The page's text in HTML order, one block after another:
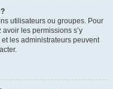
utilisateurs ou groupes. Pour
avoir les permissions s’y
les administrateurs peuvent